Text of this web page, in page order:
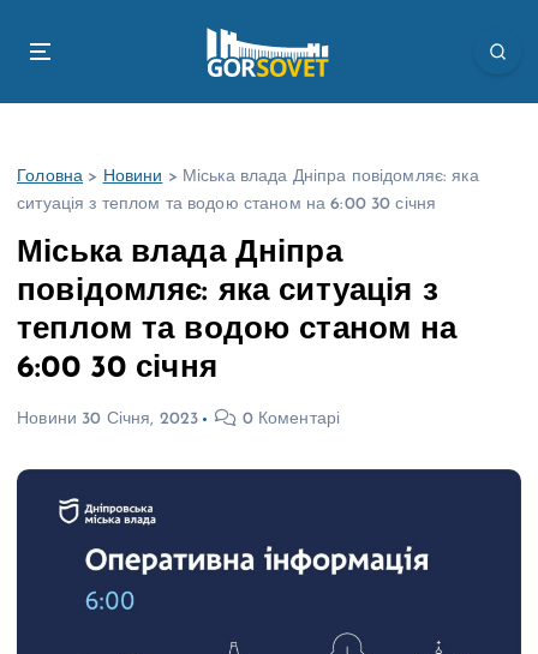
Головна > Новини > Міська влада Дніпра повідомляє: яка
ситуація з теплом та водою станом на 6:00 30 січня
Міська влада Дніпра
повідомляє: яка ситуація з
теплом та водою станом на
6:00 30 січня
Новини 30 Січня, 2023 0 Коментарі